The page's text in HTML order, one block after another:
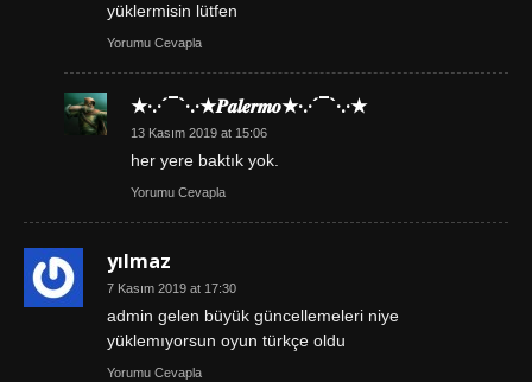
yüklermisin lütfen
Yorumu Cevapla
★·.·´¯`·.·★𝑷𝒂𝒍𝒆𝒓𝒎𝒐★·.·´¯`·.·★
13 Kasım 2019 at 15:06
her yere baktık yok.
Yorumu Cevapla
yılmaz
7 Kasım 2019 at 17:30
admin gelen büyük güncellemeleri niye
yüklemıyorsun oyun türkçe oldu
Yorumu Cevapla